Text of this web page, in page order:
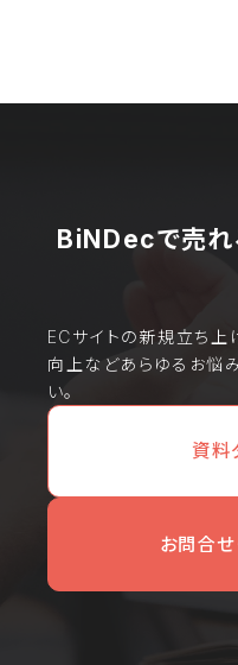
BiNDecで売れ
ECサイトの新規立ち上
向上などあらゆるお悩
い。
資料
お問合せ